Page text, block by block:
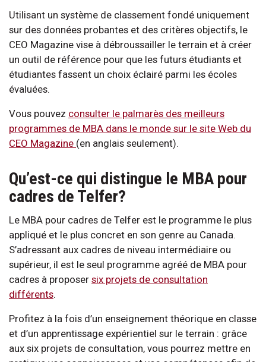
Utilisant un système de classement fondé uniquement
sur des données probantes et des critères objectifs, le
CEO Magazine vise à débroussailler le terrain et à créer
un outil de référence pour que les futurs étudiants et
étudiantes fassent un choix éclairé parmi les écoles
évaluées.
Vous pouvez consulter le palmarès des meilleurs
programmes de MBA dans le monde sur le site Web du
CEO Magazine (en anglais seulement).
Qu’est-ce qui distingue le MBA pour
cadres de Telfer?
Le MBA pour cadres de Telfer est le programme le plus
appliqué et le plus concret en son genre au Canada.
S’adressant aux cadres de niveau intermédiaire ou
supérieur, il est le seul programme agréé de MBA pour
cadres à proposer six projets de consultation
différents.
Profitez à la fois d’un enseignement théorique en classe
et d’un apprentissage expérientiel sur le terrain : grâce
aux six projets de consultation, vous pourrez mettre en